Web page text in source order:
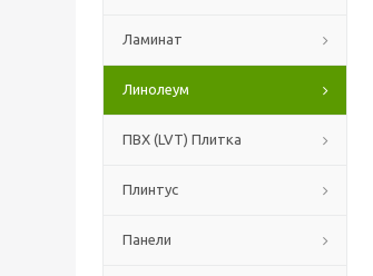
Ламинат
Линолеум
ПВХ (LVT) Плитка
Плинтус
Панели